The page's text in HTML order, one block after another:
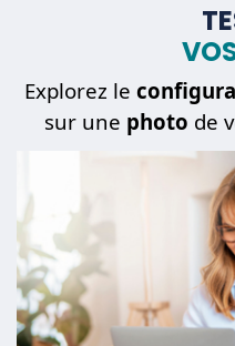
Explorez le
sur une photo de